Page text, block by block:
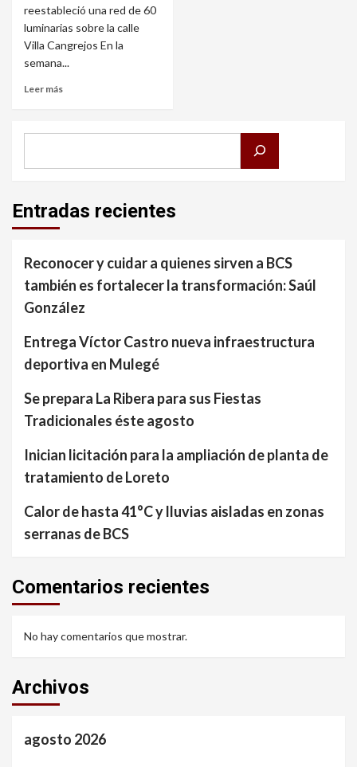
reestableció una red de 60
luminarias sobre la calle
Villa Cangrejos En la
semana...
Leer más
Entradas recientes
Reconocer y cuidar a quienes sirven a BCS
también es fortalecer la transformación: Saúl
González
Entrega Víctor Castro nueva infraestructura
deportiva en Mulegé
Se prepara La Ribera para sus Fiestas
Tradicionales éste agosto
Inician licitación para la ampliación de planta de
tratamiento de Loreto
Calor de hasta 41°C y lluvias aisladas en zonas
serranas de BCS
Comentarios recientes
No hay comentarios que mostrar.
Archivos
agosto 2026